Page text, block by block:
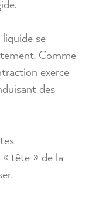
se
Comme
exerce
des
« tête » de la